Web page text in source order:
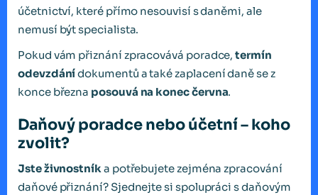
účetnictví, které přímo nesouvisí s daněmi, ale
nemusí být specialista.
Pokud vám přiznání zpracovává poradce,termín
odevzdánídokumentů a také zaplacení daně se z
konce března posouvá na konec června.
Daňový poradce nebo účetní – koho
zvolit?
Jste živnostník a potřebujete zejména zpracování
daňové přiznání? Sjednejte si spolupráci s daňovým